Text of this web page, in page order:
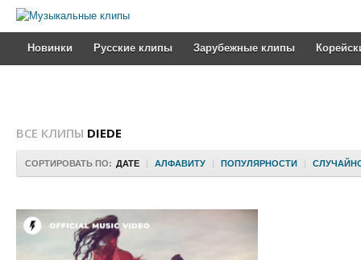
Новинки Русские клипы Зарубежные клипы
ВСЕ КЛИПЫ DIEDE
СОРТИРОВАТЬ ПО: ДАТЕ | АЛФАВИТУ | ПОПУЛЯРНОСТИ |